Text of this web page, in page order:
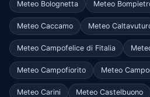
Meteo Bolognetta Meteo
Meteo Caccamo Meteo
Meteo Campofelice di Fitalia
Meteo Campofiorito Meteo
Meteo Carini Meteo Castelbuono